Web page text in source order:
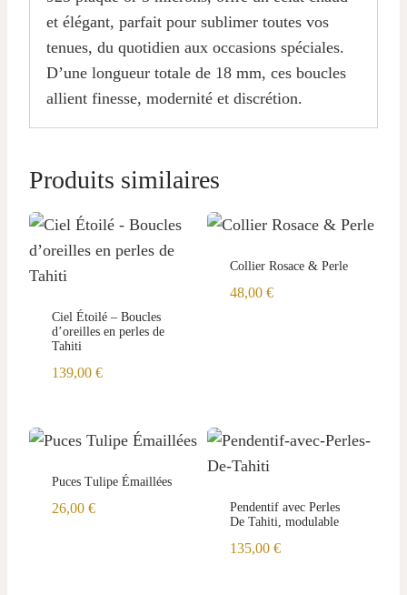
et élégant, parfait pour sublimer toutes vos
tenues, du quotidien aux occasions spéciales.
D’une longueur totale de 18 mm, ces boucles
allient finesse, modernité et discrétion.
Produits similaires
Ciel Étoilé – Boucles
d’oreilles en perles de
Tahiti
139,00 €
Collier Rosace & Perle
48,00 €
Puces Tulipe Émaillées
26,00 €
Pendentif avec Perles
De Tahiti, modulable
135,00 €